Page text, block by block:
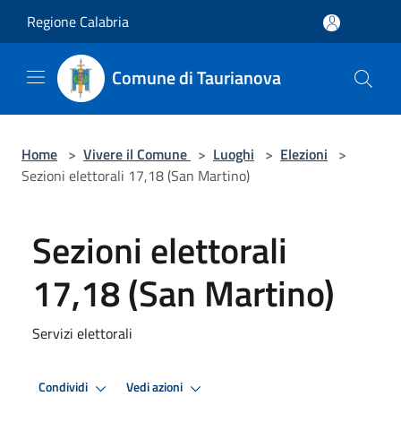
Regione Calabria
Comune di Taurianova
Home > Vivere il Comune > Luoghi > Elezioni >
Sezioni elettorali 17,18 (San Martino)
Sezioni elettorali
17,18 (San Martino)
Servizi elettorali
Condividi Vedi azioni